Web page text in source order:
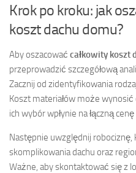
Krok po kroku: jak
koszt dachu domu?
Aby oszacować całkowity koszt
przeprowadzić szczegółową
Zacznij od zidentyfikowania
Koszt materiałów może wynosić
ich wybór wpłynie na łączną cenę
Następnie uwzględnij
skomplikowania dachu oraz
Ważne, aby skontaktować się z